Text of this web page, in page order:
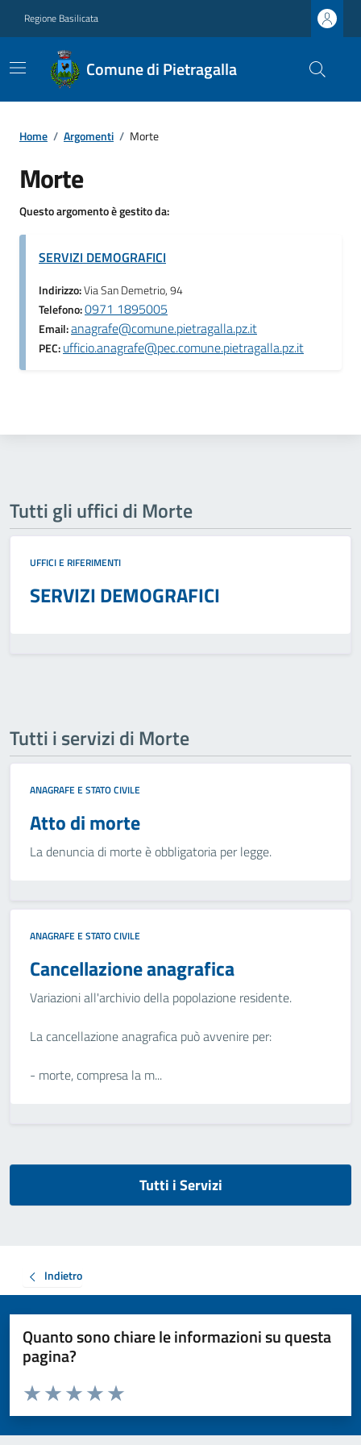
Regione Basilicata
Comune di Pietragalla
Home / Argomenti / Morte
Morte
Questo argomento è gestito da:
SERVIZI DEMOGRAFICI
Indirizzo:Via San Demetrio, 94
Telefono:0971 1895005
Email:anagrafe@comune.pietragalla.pz.it
PEC:ufficio.anagrafe@pec.comune.pietragalla.pz.it
Tutti gli uffici di Morte
UFFICI E RIFERIMENTI
SERVIZI DEMOGRAFICI
Tutti i servizi di Morte
ANAGRAFE E STATO CIVILE
Atto di morte
La denuncia di morte è obbligatoria per legge.
ANAGRAFE E STATO CIVILE
Cancellazione anagrafica
Variazioni all'archivio della popolazione residente.
La cancellazione anagrafica può avvenire per:
- morte, compresa la m...
Tutti i Servizi
Indietro
Quanto sono chiare le informazioni su questa
pagina?
Valuta da 1 a 5 stelle la pagina
Valuta 5 stelle su 5
Valuta 4 stelle su 5
Valuta 3 stelle su 5
Valuta 2 stelle su 5
Valuta 1 stelle su 5